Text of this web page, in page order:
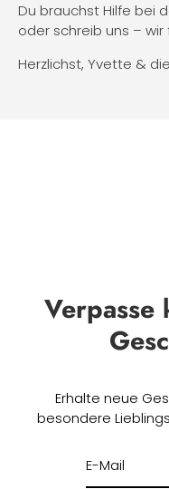
Du brauchst Hilfe bei
oder schreib uns –
Herzlichst, Yvette &
Verpasse
Erhalte neue
besondere